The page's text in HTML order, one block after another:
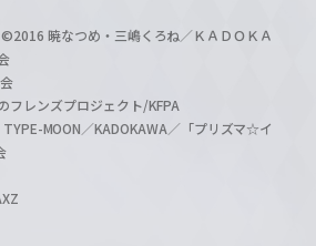
暁なつめ・三嶋くろね／ＫＡＤＯＫＡ
レンズプロジェクト/KFPA
MOON／KADOKAWA／「プリズマ☆イ